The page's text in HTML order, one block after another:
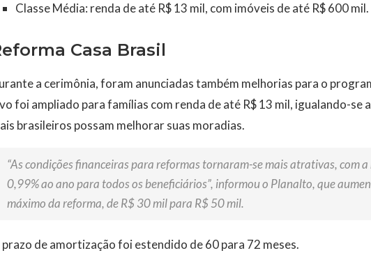
Classe Média: renda de até R$ 13 mil, com imóveis de até R$ 600 mil.
Casa Brasil
a cerimônia, foram anunciadas também melhorias para o
foi ampliado para famílias com renda de até R$ 13 mil, igualando-
brasileiros possam melhorar suas moradias.
“As condições financeiras para reformas tornaram-se mais atrativas, com
0,99% ao ano para todos os beneficiários”, informou o Planalto, que
máximo da reforma, de R$ 30 mil para R$ 50 mil.
prazo de amortização foi estendido de 60 para 72 meses.